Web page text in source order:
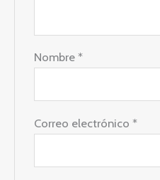
Nombre*
Correo electrónico*